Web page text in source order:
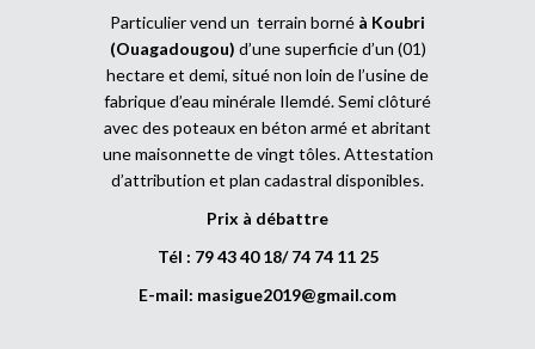
Particulier vend un terrain borné à Koubri
(Ouagadougou) d’une superficie d’un (01)
hectare et demi, situé non loin de l’usine de
fabrique d’eau minérale Ilemdé. Semi clôturé
avec des poteaux en béton armé et abritant
une maisonnette de vingt tôles. Attestation
d’attribution et plan cadastral disponibles.
Prix à débattre
Tél : 79 43 40 18/ 74 74 11 25
E-mail: masigue2019@gmail.com